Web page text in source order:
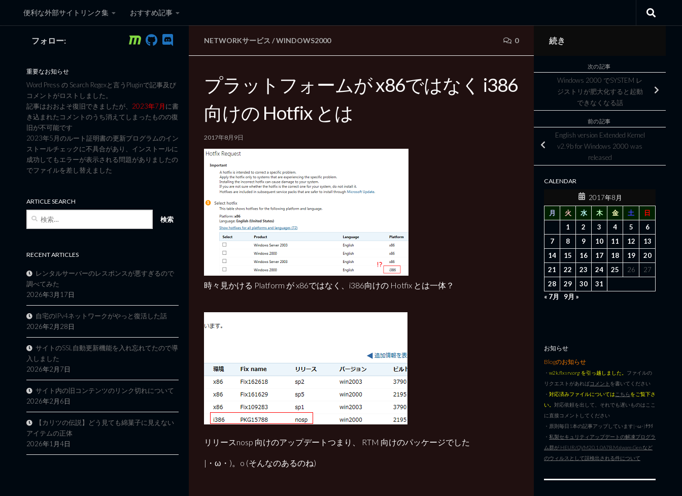
コンテンツへスキップ
便利な外部サイトリンク集 おすすめ記事
黒翼猫のコンピュータ日記 3rd Edition
NETWORKサービス /WINDOWS2000 0
プラットフォームが x86ではなく i386
向けの Hotfix とは
2017年8月9日
時々見かける Platform が x86ではなく、i386向けの Hotfix とは一体？
リリースnosp 向けのアップデートつまり、 RTM 向けのパッケージでした
|・ω・)。o (そんなのあるのね)
フォロー:
重要なお知らせ
Word Press の Search Regexと言うPluginで記事及び
コメントがロストしました。
記事はおおよそ復旧できましたが、 2023年7月に書
き込まれたコメントのうち消えてしまったものの復
旧が不可能です
2023年5月のルート証明書の更新プログラムのイン
ストールチェックに不具合があり、インストールに
成功してもエラーが表示される問題がありましたの
でファイルを差し替えました
ARTICLE SEARCH
RECENT ARTICLES
レンタルサーバーのレスポンスが悪すぎるので
調べてみた
2026年3月17日
自宅のIPv4ネットワークがやっと復活した話
2026年2月28日
サイトのSSL自動更新機能を入れ忘れてたので導
入しました
2026年2月7日
サイト内の旧コンテンツのリンク切れについて
2026年2月6日
【カリツの伝説】どう見ても綿菓子に見えない
アイテムの正体
2026年1月4日
続き
次の記事
Windows 2000 でSYSTEM レ
ジストリが肥大化すると起動
できなくなる話
前の記事
English version Extended Kernel
v2.9b for Windows 2000 was
released
CALENDAR
2017年8月
月
火 水 木 金 土
日
1
2 3 4 5
6
7
8 9 10 11 12
13
14
15 16 17 18 19
20
21
22 23 24 25 26
27
28
29 30
31
« 7月
9月 »
お知らせ
Blogのお知らせ
・ w2k.flxsrv.org を引っ越しました。 ファイルの
リクエストがあればコメント を書いてください
・ 対応済みファイルについては こちらをご覧下さ
い。 対応依頼を出して、それでも遅いものはここ
に直接コメントしてください
・原則毎日1本の記事アップしています|･ω･)ﾁﾗﾘ
・ 私製セキュリティアップデートの解凍プログラ
ム群が HEUR/QVM20.1.0A7B.Malware.Gen など
のウィルスとして誤検出される件について